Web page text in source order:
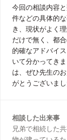
今回の相談内容
件などの具体的
き、現状がよく
だけで無く、都
的確なアドバイ
いて分かってき
は、ぜひ先生の
がとうございまし
相談した出来事
兄弟で相続した